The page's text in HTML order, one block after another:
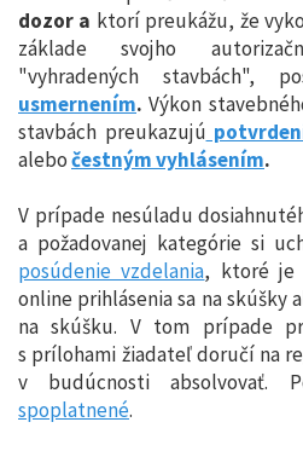
dozor a ktorí preukážu, že
základe svojho
"vyhradených stavbách",
usmernením.Výkon
stavbách preukazujú
alebočestným vyhlásením.
V prípade nesúladu
a požadovanej kategórie si
posúdenie vzdelania, ktoré je
online prihlásenia sa na skúšky
na skúšku. V tom prípade
s prílohami žiadateľ doručí na
v budúcnosti absolvovať.
spoplatnené.